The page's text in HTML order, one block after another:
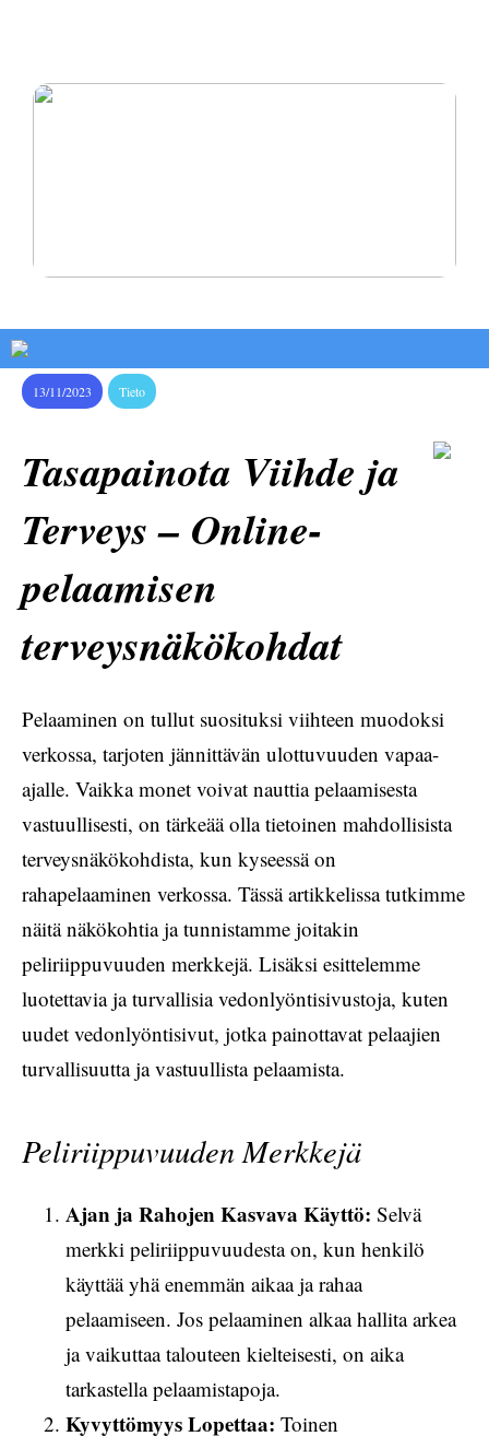
13/11/2023 Tieto
Tasapainota Viihde ja
Terveys – Online-
pelaamisen
terveysnäkökohdat
Pelaaminen on tullut suosituksi viihteen muodoksi
verkossa, tarjoten jännittävän ulottuvuuden vapaa-
ajalle. Vaikka monet voivat nauttia pelaamisesta
vastuullisesti, on tärkeää olla tietoinen mahdollisista
terveysnäkökohdista, kun kyseessä on
rahapelaaminen verkossa. Tässä artikkelissa tutkimme
näitä näkökohtia ja tunnistamme joitakin
peliriippuvuuden merkkejä. Lisäksi esittelemme
luotettavia ja turvallisia vedonlyöntisivustoja, kuten
uudet vedonlyöntisivut, jotka painottavat pelaajien
turvallisuutta ja vastuullista pelaamista.
Peliriippuvuuden Merkkejä
Ajan ja Rahojen Kasvava Käyttö: Selvä
merkki peliriippuvuudesta on, kun henkilö
käyttää yhä enemmän aikaa ja rahaa
pelaamiseen. Jos pelaaminen alkaa hallita arkea
ja vaikuttaa talouteen kielteisesti, on aika
tarkastella pelaamistapoja.
Kyvyttömyys Lopettaa: Toinen